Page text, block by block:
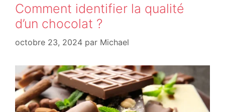
Comment identifier la qualité
d’un chocolat ?
octobre 23, 2024 par Michael